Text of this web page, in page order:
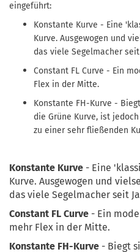
eingeführt:
Konstante Kurve - Eine
Kurve. Ausgewogen und
das viele Segelmacher
Constant FL Curve - Ein
Flex in der Mitte.
Konstante FH-Kurve -
die Grüne Kurve, ist
zu einer sehr fließenden
Konstante Kurve - Eine
Kurve. Ausgewogen und
das viele Segelmacher seit
Constant FL Curve - Ein
mehr Flex in der Mitte.
Konstante FH-Kurve - Biegt